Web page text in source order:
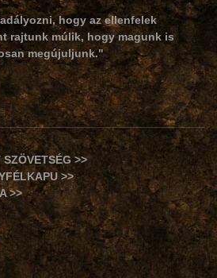
hogy az ellenfelek
rajtunk múlik, hogy magunk is
megújuljunk."
>>
>>
>>